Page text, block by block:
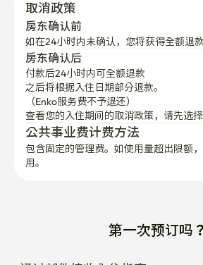
如在24小时内未确认，您将获得全额退款
房东确认后
付款后24小时内可全额退款
之后将根据入住日期部分退款。
（Enko服务费不予退还）
查看您的入住期间的取消政策，请先选择
公共事业费计费方法
包含固定的管理费。如使用量超出限额，
用。
通过邮件接收入住指南